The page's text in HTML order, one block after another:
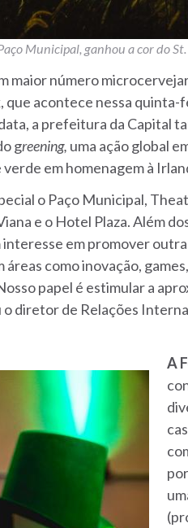
Municipal, ganhou a cor do
maior número
que acontece nessa quinta-
a prefeitura da Capital
greening, uma ação global
em homenagem à
o Paço Municipal,
e o Hotel Plaza. Além
em promover
áreas como inovação,
papel é estimular a
diretor de Relações
A